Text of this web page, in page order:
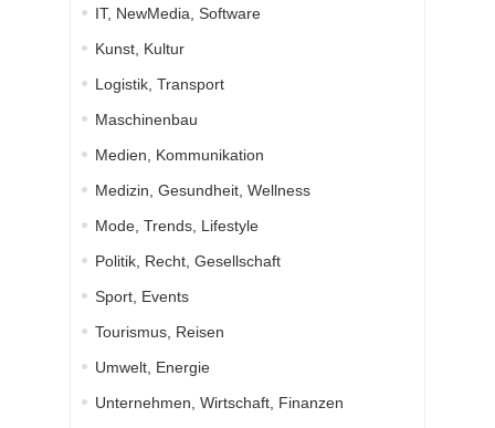
IT, NewMedia, Software
Kunst, Kultur
Logistik, Transport
Maschinenbau
Medien, Kommunikation
Medizin, Gesundheit, Wellness
Mode, Trends, Lifestyle
Politik, Recht, Gesellschaft
Sport, Events
Tourismus, Reisen
Umwelt, Energie
Unternehmen, Wirtschaft, Finanzen